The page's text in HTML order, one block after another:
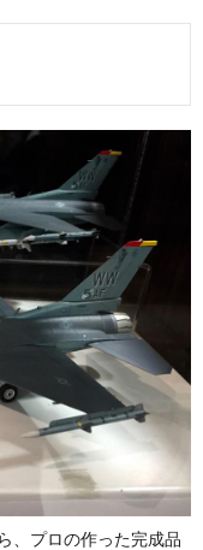
、プロの作った完成品